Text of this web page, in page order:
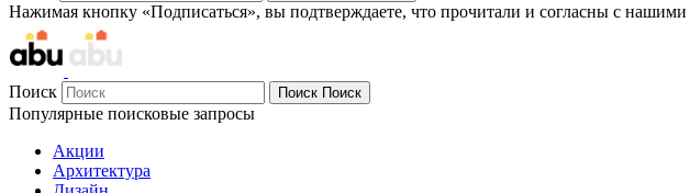
Нажимая кнопку «Подписаться», вы подтверждаете, что прочитали и согласны с нашими
Поиск Поиск Поиск
Популярные поисковые запросы
Акции
Архитектура